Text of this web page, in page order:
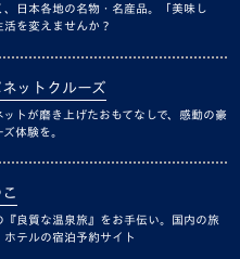
、日本各地の名物・名産品。「美味し
活を変えませんか？
ットクルーズ
ットが磨き上げたおもてなしで、感動の豪
体験を。
『良質な温泉旅』をお手伝い。国内の旅
ホテルの宿泊予約サイト